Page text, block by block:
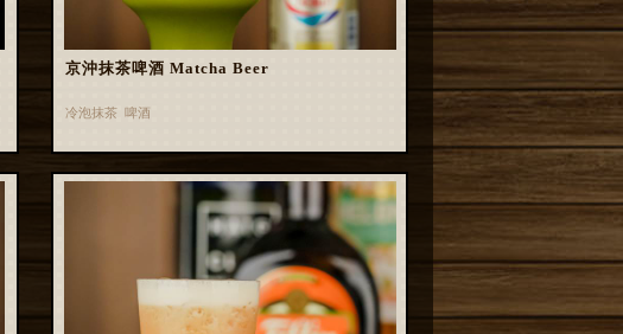
京沖抹茶啤酒 Matcha Beer
冷泡抹茶 啤酒